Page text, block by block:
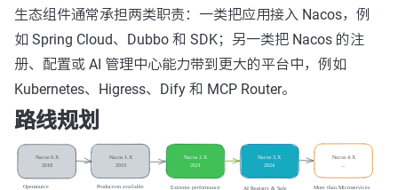
生态组件通常承担两类职责：一类把应用接入 Nacos，例
如 Spring Cloud、Dubbo 和 SDK；另一类把 Nacos 的注
册、配置或 AI 管理中心能力带到更大的平台中，例如
Kubernetes、Higress、Dify 和 MCP Router。
路线规划